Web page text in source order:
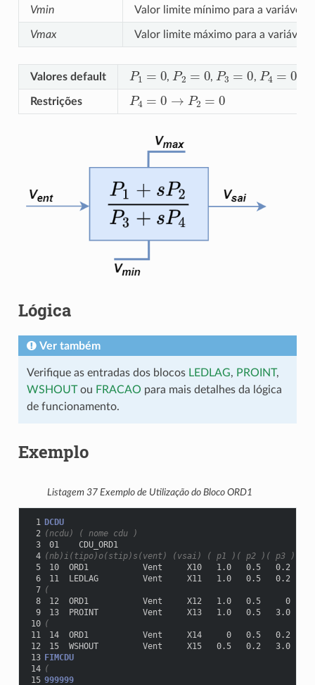
Vmin Valor limite mínimo para a variável
Vmax Valor limite máximo para a variável
Valores default P1 , P2 , P3 , P4
Restrições P4 → P =0
Lógica
Ver também
Verifique as entradas dos blocos LEDLAG, PROINT,
WSHOUTou FRACAO para mais detalhes da lógica
de funcionamento.
Exemplo
Listagem 37 Exemplo de Utilização do Bloco ORD1
1 DCDU
2 (ncdu) ( nome cdu )
3
01    CDU_ORD1
4 (nb)i(tipo)o(stip)s(vent) (vsai) ( p1 )( p2 )( p3 )( p4
5
10  ORD1           Vent     X10   1.0   0.5   0.2  3.0
6
11  LEDLAG         Vent     X11   1.0   0.5   0.2  3.0
7 (
8
12  ORD1           Vent     X12   1.0   0.5     0  3.0
9
13  PROINT         Vent     X13   1.0   0.5   3.0
10 (
11
14  ORD1           Vent     X14     0   0.5   0.2  3.0
12
15  WSHOUT         Vent     X15   0.5   0.2   3.0
13 FIMCDU
14 (
15 999999